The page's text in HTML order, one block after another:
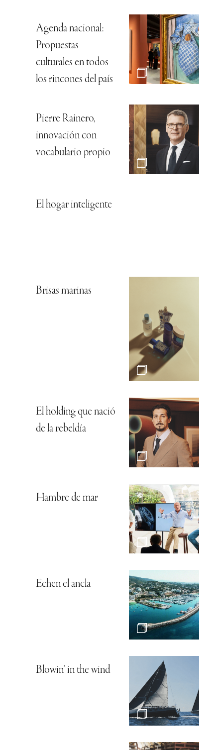
Agenda nacional:
Propuestas
culturales en todos
los rincones del país
Pierre Rainero,
innovación con
vocabulario propio
El hogar inteligente
Brisas marinas
El holding que nació
de la rebeldía
Hambre de mar
Echen el ancla
Blowin’ in the wind